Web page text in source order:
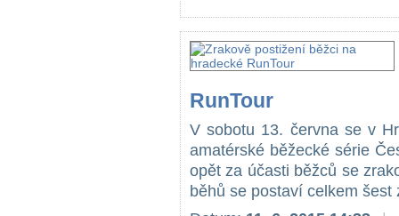
RunTour
V sobotu 13. června se v
amatérské běžecké série
opět za účasti běžců se
běhů se postaví celkem